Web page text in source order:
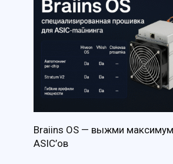
Braiins OS — выжми максимум
ASIC’ов